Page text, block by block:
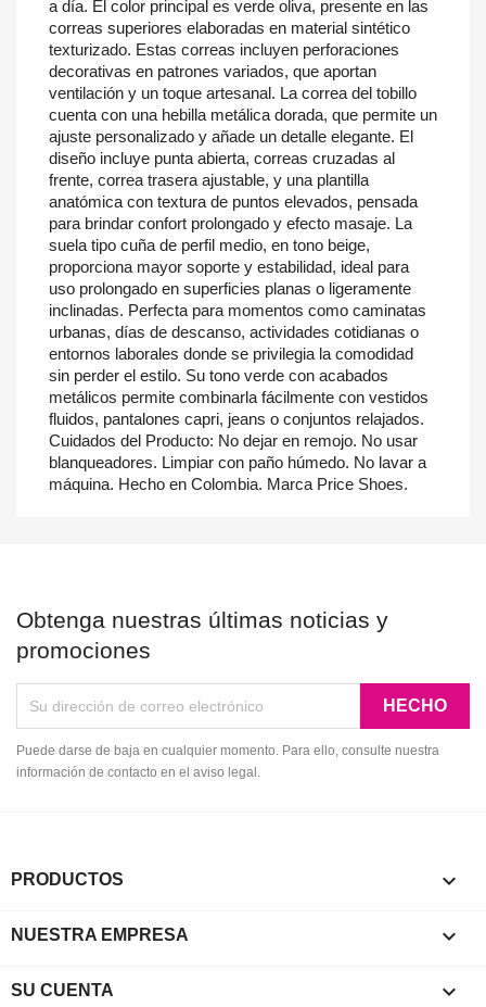
a día. El color principal es verde oliva, presente en las
correas superiores elaboradas en material sintético
texturizado. Estas correas incluyen perforaciones
decorativas en patrones variados, que aportan
ventilación y un toque artesanal. La correa del tobillo
cuenta con una hebilla metálica dorada, que permite un
ajuste personalizado y añade un detalle elegante. El
diseño incluye punta abierta, correas cruzadas al
frente, correa trasera ajustable, y una plantilla
anatómica con textura de puntos elevados, pensada
para brindar confort prolongado y efecto masaje. La
suela tipo cuña de perfil medio, en tono beige,
proporciona mayor soporte y estabilidad, ideal para
uso prolongado en superficies planas o ligeramente
inclinadas. Perfecta para momentos como caminatas
urbanas, días de descanso, actividades cotidianas o
entornos laborales donde se privilegia la comodidad
sin perder el estilo. Su tono verde con acabados
metálicos permite combinarla fácilmente con vestidos
fluidos, pantalones capri, jeans o conjuntos relajados.
Cuidados del Producto: No dejar en remojo. No usar
blanqueadores. Limpiar con paño húmedo. No lavar a
máquina. Hecho en Colombia. Marca Price Shoes.
Obtenga nuestras últimas noticias y
promociones
Puede darse de baja en cualquier momento. Para ello, consulte nuestra
información de contacto en el aviso legal.
PRODUCTOS 
NUESTRA EMPRESA 
SU CUENTA 